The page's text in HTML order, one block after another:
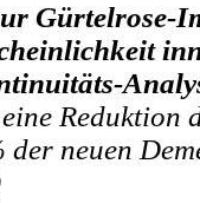
Gürtelrose-
neuen